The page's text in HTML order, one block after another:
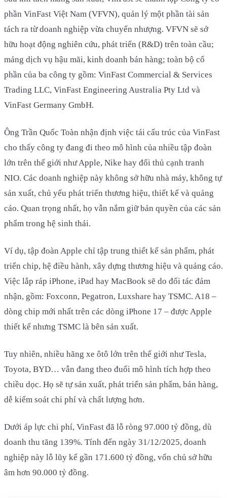
phần VinFast Việt Nam (VFVN), quản lý một phần tài sản
tách ra từ doanh nghiệp vừa chuyển nhượng. VFVN sẽ sở
hữu hoạt động nghiên cứu, phát triển (R&D) trên toàn cầu;
mảng dịch vụ hậu mãi, kinh doanh bán hàng; toàn bộ cổ
phần của ba công ty gồm: VinFast Commercial & Services
Trading LLC, VinFast Engineering Australia Pty Ltd và
VinFast Germany GmbH.
Ông Trần Quốc Toàn nhận định việc tái cấu trúc của VinFast
cho thấy công ty đang đi theo mô hình của nhiều tập đoàn
lớn trên thế giới như Apple, Nike hay đối thủ cạnh tranh
NIO. Các doanh nghiệp này không sở hữu nhà máy, không tự
sản xuất, chủ yếu phát triển thương hiệu, thiết kế và quảng
cáo. Quan trọng nhất, họ vẫn nắm giữ bản quyền của các sản
phẩm trong hệ sinh thái.
Ví dụ, tập đoàn Apple chỉ tập trung thiết kế sản phẩm, phát
triển chip, hệ điều hành, xây dựng thương hiệu và quảng cáo.
Việc lắp ráp iPhone, iPad hay MacBook sẽ do đối tác đảm
nhận, gồm: Foxconn, Pegatron, Luxshare hay TSMC. A18 –
dòng chip mới nhất trên các dòng iPhone 17 – được Apple
thiết kế nhưng TSMC là bên sản xuất.
Tuy nhiên, nhiều hãng xe ôtô lớn trên thế giới như Tesla,
Toyota, BYD… vẫn đang theo đuổi mô hình tích hợp theo
chiều dọc. Họ sẽ tự sản xuất, phát triển sản phẩm, bán hàng,
dễ kiểm soát chi phí và chất lượng hơn.
Dưới áp lực chi phí, VinFast đã lỗ ròng 97.000 tỷ đồng, dù
doanh thu tăng 139%. Tính đến ngày 31/12/2025, doanh
nghiệp này lỗ lũy kế gần 171.600 tỷ đồng, vốn chủ sở hữu
âm hơn 90.000 tỷ đồng.